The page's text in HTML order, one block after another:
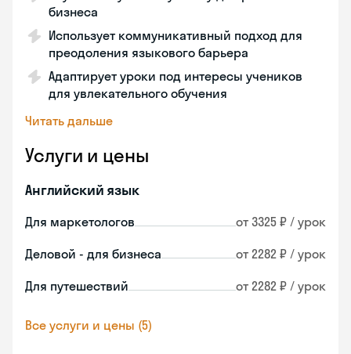
бизнеса
Использует коммуникативный подход для
преодоления языкового барьера
Адаптирует уроки под интересы учеников
для увлекательного обучения
Читать дальше
Услуги и цены
Английский язык
Для маркетологов от 3325 ₽ / урок
Деловой - для бизнеса от 2282 ₽ / урок
Для путешествий от 2282 ₽ / урок
Все услуги и цены (5)